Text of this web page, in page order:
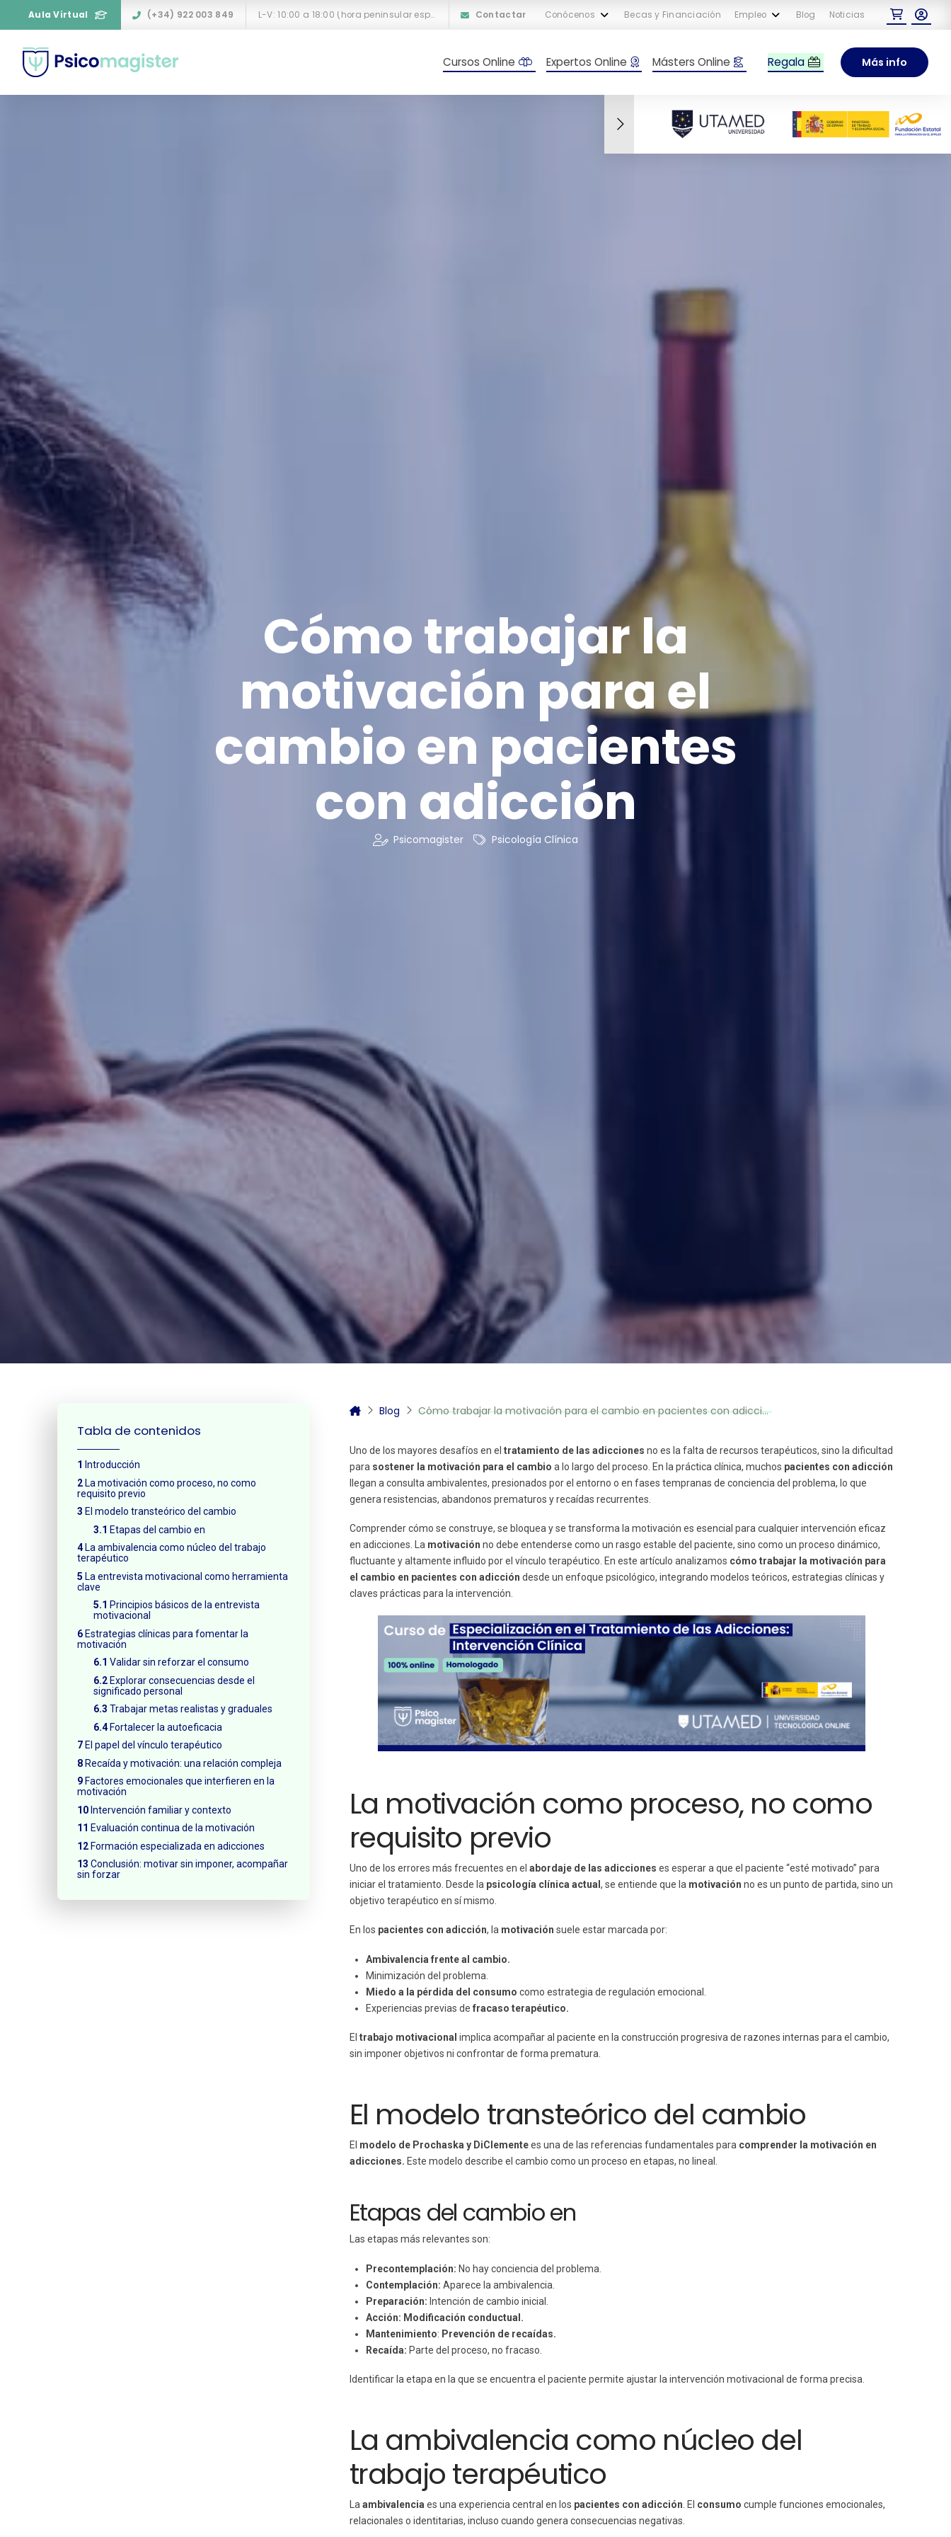
Aula Virtual (+34) 922 003 849 L-V: 10:00 a 18:00 (hora peninsular española) Contactar Conócenos Becas y Financiación Empleo Blog Noticias
Cursos Online Expertos Online Másters Online Regala Más info
Cómo trabajar la
motivación para el
cambio en pacientes
con adicción
Psicomagister Psicología Clínica
Tabla de contenidos
Introducción
La motivación como proceso, no como
requisito previo
El modelo transteórico del cambio
Etapas del cambio en
La ambivalencia como núcleo del trabajo
terapéutico
La entrevista motivacional como herramienta
clave
Principios básicos de la entrevista
motivacional
Estrategias clínicas para fomentar la
motivación
Validar sin reforzar el consumo
Explorar consecuencias desde el
significado personal
Trabajar metas realistas y graduales
Fortalecer la autoeficacia
El papel del vínculo terapéutico
Recaída y motivación: una relación compleja
Factores emocionales que interfieren en la
motivación
Intervención familiar y contexto
Evaluación continua de la motivación
Formación especializada en adicciones
Conclusión: motivar sin imponer, acompañar
sin forzar
Blog Cómo trabajar la motivación para el cambio en pacientes con adicción
Uno de los mayores desafíos en el tratamiento de las adicciones no es la falta de recursos terapéuticos, sino la dificultad
para sostener la motivación para el cambio a lo largo del proceso. En la práctica clínica, muchos pacientes con adicción
llegan a consulta ambivalentes, presionados por el entorno o en fases tempranas de conciencia del problema, lo que
genera resistencias, abandonos prematuros y recaídas recurrentes.
Comprender cómo se construye, se bloquea y se transforma la motivación es esencial para cualquier intervención eficaz
en adicciones. La motivación no debe entenderse como un rasgo estable del paciente, sino como un proceso dinámico,
fluctuante y altamente influido por el vínculo terapéutico. En este artículo analizamos cómo trabajar la motivación para
el cambio en pacientes con adicción desde un enfoque psicológico, integrando modelos teóricos, estrategias clínicas y
claves prácticas para la intervención.
La motivación como proceso, no como
requisito previo
Uno de los errores más frecuentes en el abordaje de las adicciones es esperar a que el paciente “esté motivado” para
iniciar el tratamiento. Desde la psicología clínica actual , se entiende que la motivación no es un punto de partida, sino un
objetivo terapéutico en sí mismo.
En los pacientes con adicción, la motivación suele estar marcada por:
Ambivalencia frente al cambio.
Minimización del problema.
Miedo a la pérdida del consumo como estrategia de regulación emocional.
Experiencias previas de fracaso terapéutico.
El trabajo motivacional implica acompañar al paciente en la construcción progresiva de razones internas para el cambio,
sin imponer objetivos ni confrontar de forma prematura.
El modelo transteórico del cambio
El modelo de Prochaska y DiClementees una de las referencias fundamentales para comprender la motivación en
adicciones. Este modelo describe el cambio como un proceso en etapas, no lineal.
Etapas del cambio en
Las etapas más relevantes son:
Precontemplación: No hay conciencia del problema.
Contemplación: Aparece la ambivalencia.
Preparación: Intención de cambio inicial.
Acción: Modificación conductual.
Mantenimiento: Prevención de recaídas.
Recaída: Parte del proceso, no fracaso.
Identificar la etapa en la que se encuentra el paciente permite ajustar la intervención motivacional de forma precisa.
La ambivalencia como núcleo del
trabajo terapéutico
La ambivalencia es una experiencia central en los pacientes con adicción . El consumo cumple funciones emocionales,
relacionales o identitarias, incluso cuando genera consecuencias negativas.